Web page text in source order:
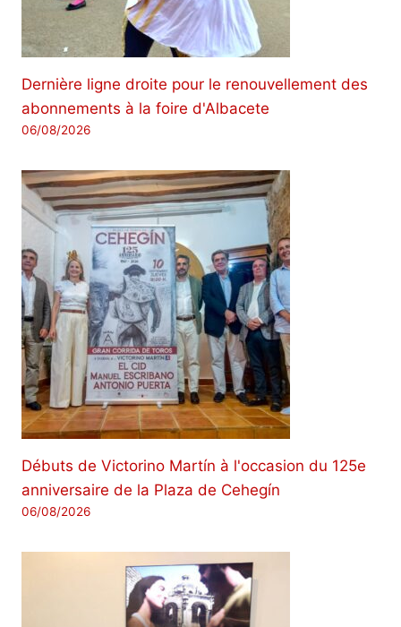
Dernière ligne droite pour le renouvellement des
abonnements à la foire d'Albacete
06/08/2026
Débuts de Victorino Martín à l'occasion du 125e
anniversaire de la Plaza de Cehegín
06/08/2026